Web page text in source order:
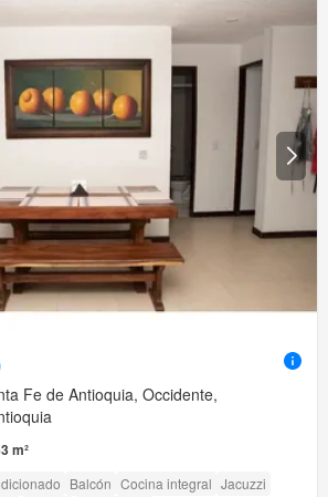
Fe de Antioquia, Occidente,
m²
Balcón Cocina integral Jacuzzi